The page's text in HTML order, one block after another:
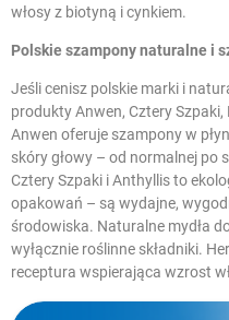
włosyz biotyną i cynkiem.
Polskie szampony naturalne i
Jeśli cenisz polskie marki i
produkty Anwen, Cztery
Anwen oferuje szampony w
skóry głowy – od normalnej po
Cztery Szpaki i Anthyllis to
opakowań – są wydajne,
środowiska. Naturalne mydła
wyłącznie roślinne składniki.
receptura wspierająca wzrost